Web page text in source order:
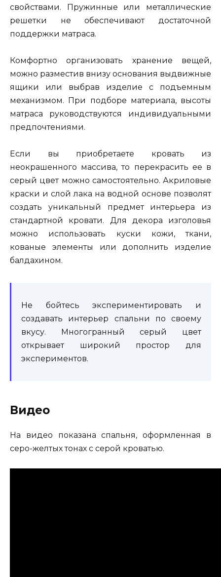
свойствами. Пружинные или металлические
решетки не обеспечивают достаточной
поддержки матраса.
Комфортно организовать хранение вещей,
можно разместив внизу основания выдвижные
ящики или выбрав изделие с подъемным
механизмом. При подборе материала, высоты
матраса руководствуются индивидуальными
предпочтениями.
Если вы приобретаете кровать из
неокрашенного массива, то перекрасить ее в
серый цвет можно самостоятельно. Акриловые
краски и слой лака на водной основе позволят
создать уникальный предмет интерьера из
стандартной кровати. Для декора изголовья
можно использовать куски кожи, ткани,
кованые элементы или дополнить изделие
балдахином.
Не бойтесь экспериментировать и
создавать интерьер спальни по своему
вкусу. Многогранный серый цвет
открывает широкий простор для
экспериментов.
Видео
На видео показана спальня, оформленная в
серо-желтых тонах с серой кроватью.